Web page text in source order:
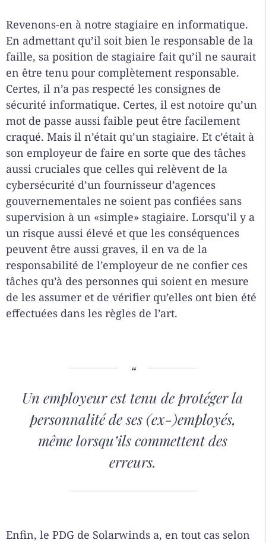
Revenons-en à notre stagiaire en informatique.
En admettant qu’il soit bien le responsable de la
faille, sa position de stagiaire fait qu’il ne saurait
en être tenu pour complètement responsable.
Certes, il n’a pas respecté les consignes de
sécurité informatique. Certes, il est notoire qu’un
mot de passe aussi faible peut être facilement
craqué. Mais il n’était qu’un stagiaire. Et c’était à
son employeur de faire en sorte que des tâches
aussi cruciales que celles qui relèvent de la
cybersécurité d’un fournisseur d’agences
gouvernementales ne soient pas confiées sans
supervision à un «simple» stagiaire. Lorsqu’il y a
un risque aussi élevé et que les conséquences
peuvent être aussi graves, il en va de la
responsabilité de l’employeur de ne confier ces
tâches qu’à des personnes qui soient en mesure
de les assumer et de vérifier qu’elles ont bien été
effectuées dans les règles de l’art.
Un employeur est tenu de protéger la
personnalité de ses (ex-)employés,
même lorsqu’ils commettent des
erreurs.
Enfin, le PDG de Solarwinds a, en tout cas selon